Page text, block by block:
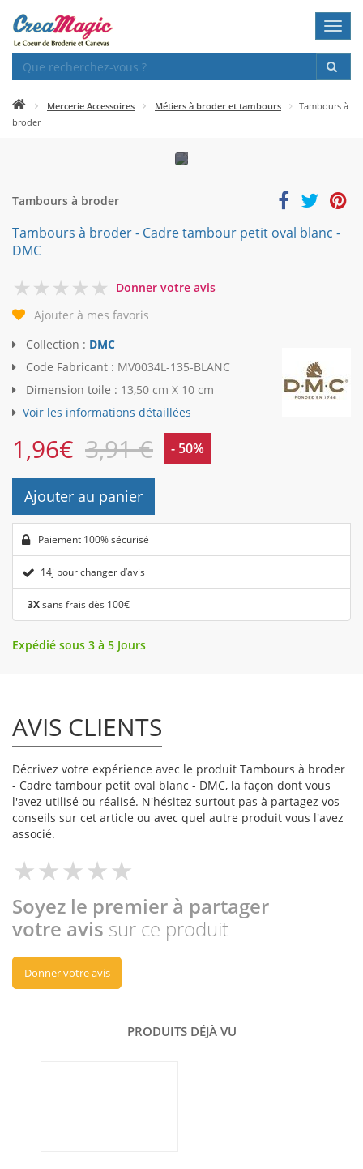
Mercerie Accessoires Métiers à broder et tambours
Tambours à
broder
Tambours à broder
Tambours à broder - Cadre tambour petit oval blanc -
DMC
0
Donner votre avis
Ajouter à mes favoris
Collection : DMC
Code Fabricant : MV0034L-135-BLANC
Dimension toile : 13,50 cm X 10 cm
Voir les informations détaillées
1,96€ 3,91 € - 50%
Ajouter au panier
Paiement 100% sécurisé
14j pour changer d’avis
3Xsans frais dès 100€
Expédié sous 3 à 5 Jours
AVIS CLIENTS
Décrivez votre expérience avec le produit Tambours à broder
- Cadre tambour petit oval blanc - DMC, la façon dont vous
l'avez utilisé ou réalisé. N'hésitez surtout pas à partagez vos
conseils sur cet article ou avec quel autre produit vous l'avez
associé.
Soyez le premier à partager
votre avis sur ce produit
Donner votre avis
PRODUITS DÉJÀ VU